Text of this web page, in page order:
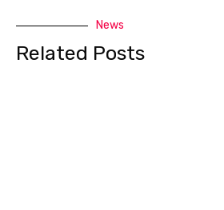
News
Related Posts